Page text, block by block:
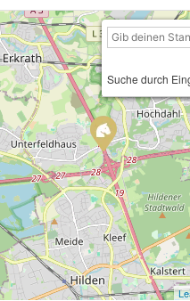
Suche durch